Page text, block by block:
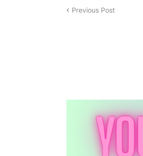
Previous Post